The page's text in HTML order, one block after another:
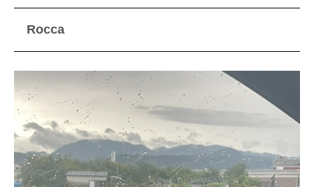
Rocca